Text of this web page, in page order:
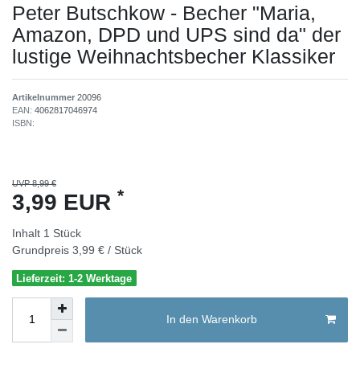
Peter Butschkow - Becher "Maria,
Amazon, DPD und UPS sind da" der
lustige Weihnachtsbecher Klassiker
Artikelnummer 20096
EAN: 4062817046974
ISBN:
UVP 8,99 €
3,99 EUR *
Inhalt 1 Stück
Grundpreis 3,99 € / Stück
Lieferzeit: 1-2 Werktage
In den Warenkorb